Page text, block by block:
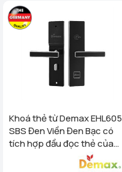
Khoá thẻ từ Demax EHL605
SBS Đen Viền Đen Bạc có
tích hợp đầu đọc thẻ của